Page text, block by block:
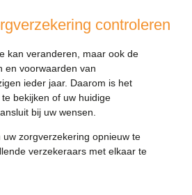
controleren
kan veranderen, maar ook de
en voorwaarden van
ieder jaar. Daarom is het
bekijken of uw huidige
bij uw wensen.
zorgverzekering opnieuw te
verzekeraars met elkaar te